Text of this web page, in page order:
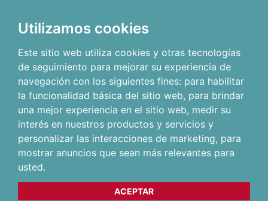
Utilizamos cookies
Este sitio web utiliza cookies y otras tecnologías
de seguimiento para mejorar su experiencia de
navegación con los siguientes fines: para habilitar
la funcionalidad básica del sitio web, para brindar
una mejor experiencia en el sitio web, medir su
interés en nuestros productos y servicios y
personalizar las interacciones de marketing, para
mostrar anuncios que sean más relevantes para
usted.
ACEPTAR